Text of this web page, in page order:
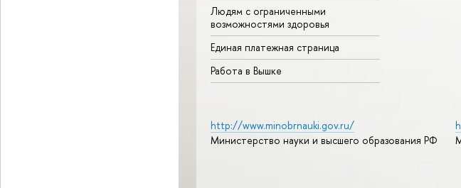
Людям с ограниченными
возможностями здоровья
Единая платежная страница
Работа в Вышке
http://www.minobrnauki.gov.ru/
Министерство науки и высшего образования РФ